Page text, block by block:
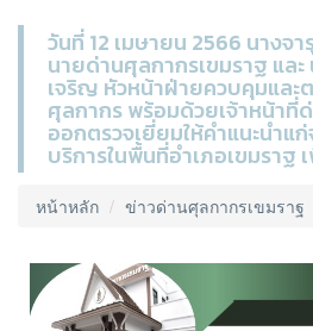
วันที่ 12 เมษายน 2566 นางจ
นายด่านศุลกากรเขมราฐ แล
เจริญ หัวหน้าฝ่ายควบคุมและ
ศุลกากร พร้อมด้วยเจ้าหน้าที่
ออกตรวจเยี่ยมให้คำแนะนำแ
บริการในพื้นที่อำเภอเขมราฐ
หน้าหลัก ข่าวด่านศุลกากรเขมราฐ